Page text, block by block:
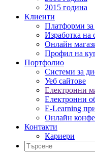
2015 година
Клиенти
Платформи за
Изработка на
Онлайн
Профил на
Портфолио
Системи за
Уеб сайтове
Електронни
Електронни
E-Learning
Онлайн
Контакти
Кариери